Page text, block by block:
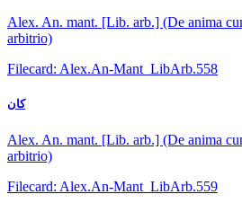
Alex. An. mant. [Lib. arb.] (De anima
arbitrio)
Filecard: Alex.An-Mant_LibArb.558
كان
Alex. An. mant. [Lib. arb.] (De anima
arbitrio)
Filecard: Alex.An-Mant_LibArb.559